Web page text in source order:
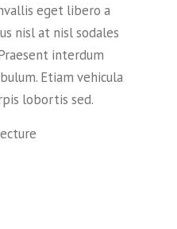
eget libero a
nisl at nisl sodales
interdum
Etiam vehicula
lobortis sed.